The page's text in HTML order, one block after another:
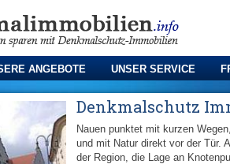
ANGEBOTE UNSER SERVICE
Denkmalschutz
Nauen punktet mit kurzen
und mit Natur direkt vor der Tür.
der Region, die Lage an